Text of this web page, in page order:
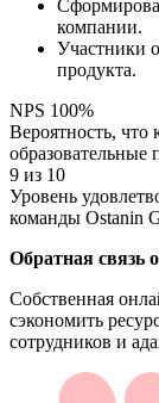
компании.
Участники
продукта.
NPS 100%
Вероятность, что
образовательные
9 из 10
Уровень
команды Ostanin
Обратная связь
Собственная
сэкономить
сотрудников и